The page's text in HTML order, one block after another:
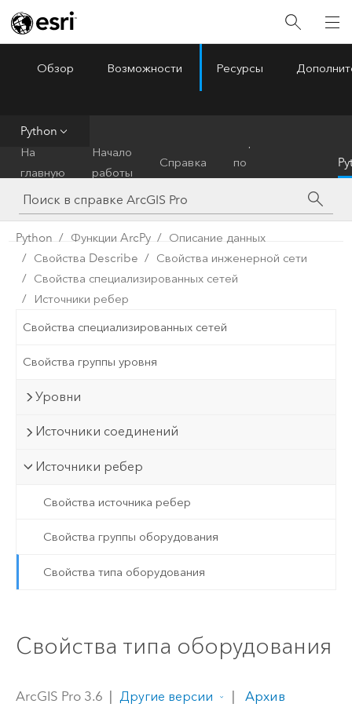
ArcGIS Pro
Обзор Возможности Ресурсы
Python
На
главную
Начало
работы
Справка
по
инструментам
Python Функции ArcPy
Описание данных
Свойства Describe
Свойства инженерной сети
Свойства специализированных сетей
Источники ребер
Свойства специализированных сетей
Свойства группы уровня
Уровни
Источники соединений
Источники ребер
Свойства источника ребер
Свойства группы оборудования
Свойства типа оборудования
Свойства типа оборудования
ArcGIS Pro 3.6 | Другие версии |
Архив